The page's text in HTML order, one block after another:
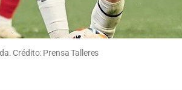
Crédito: Prensa Talleres